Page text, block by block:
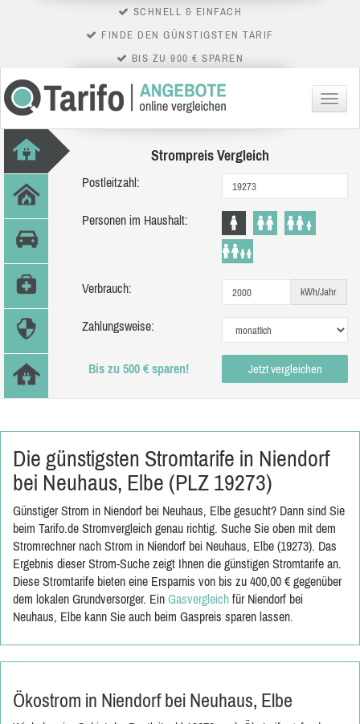
SCHNELL & EINFACH
FINDE DEN GÜNSTIGSTEN TARIF
BIS ZU 900 € SPAREN
Menü
Strompreis Vergleich
Postleitzahl:
Personen im Haushalt:
Verbrauch: kWh/Jahr
Zahlungsweise:
Bis zu 500 € sparen! Jetzt vergleichen
Die günstigsten Stromtarife in Niendorf
bei Neuhaus, Elbe (PLZ 19273)
Günstiger Strom in Niendorf bei Neuhaus, Elbe gesucht? Dann sind Sie
beim Tarifo.de Stromvergleich genau richtig. Suche Sie oben mit dem
Stromrechner nach Strom in Niendorf bei Neuhaus, Elbe (19273). Das
Ergebnis dieser Strom-Suche zeigt Ihnen die günstigen Stromtarife an.
Diese Stromtarife bieten eine Ersparnis von bis zu 400,00 € gegenüber
dem lokalen Grundversorger. Ein Gasvergleich für Niendorf bei
Neuhaus, Elbe kann Sie auch beim Gaspreis sparen lassen.
Ökostrom in Niendorf bei Neuhaus, Elbe